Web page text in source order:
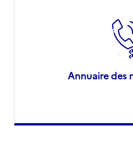
Annuaire des